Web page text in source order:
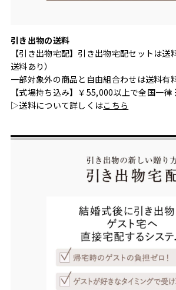
引き出物の送料
【引き出物宅配】引き出物宅配セットは送
送料あり）
一部対象外の商品と自由組合わせは送料有
【式場持ち込み】￥55,000以上で全国一律
▷送料について詳しくはこちら